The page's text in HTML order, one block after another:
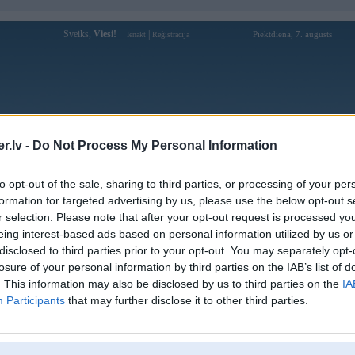
- Do Not Process My Personal Information
opt-out of the sale, sharing to third parties, or processing of your
for targeted advertising by us, please use the below opt-out
selection. Please note that after your opt-out request is processed
interest-based ads based on personal information utilized by us
to third parties prior to your opt-out. You may separately
of your personal information by third parties on the IAB’s list of
This information may also be disclosed by us to third parties on the
Participants that may further disclose it to other third parties.
Sveiks, Viesi! Ienākt Reģistrācija Piektdiena, 7. augusts
Forums Galerijas Reģistrācija Lietotāji
Lietotāja tylekeo2025 profils
Lietotājvārds:
tylekeo2025
Ziņojumi forumā:
0
Pēdējie ziņojumi forumā